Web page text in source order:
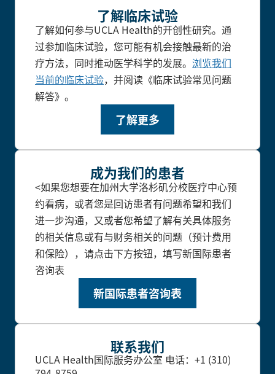
了解临床试验
了解如何参与UCLA Health的开创性研究。通
过参加临床试验，您可能有机会接触最新的治
疗方法，同时推动医学科学的发展。 浏览我们
当前的临床试验，并阅读《临床试验常见问题
解答》。
了解更多
成为我们的患者
<如果您想要在加州大学洛杉矶分校医疗中心预
约看病，或者您是回访患者有问题希望和我们
进一步沟通，又或者您希望了解有关具体服务
的相关信息或有与财务相关的问题（预计费用
和保险），请点击下方按钮，填写新国际患者
咨询表
新国际患者咨询表
联系我们
UCLA Health国际服务办公室 电话：+1 (310)